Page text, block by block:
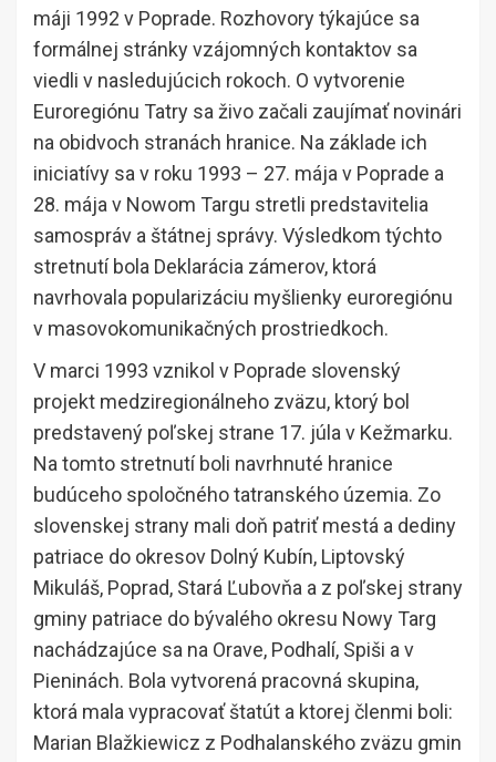
máji 1992 v Poprade. Rozhovory týkajúce sa
formálnej stránky vzájomných kontaktov sa
viedli v nasledujúcich rokoch. O vytvorenie
Euroregiónu Tatry sa živo začali zaujímať novinári
na obidvoch stranách hranice. Na základe ich
iniciatívy sa v roku 1993 – 27. mája v Poprade a
28. mája v Nowom Targu stretli predstavitelia
samospráv a štátnej správy. Výsledkom týchto
stretnutí bola Deklarácia zámerov, ktorá
navrhovala popularizáciu myšlienky euroregiónu
v masovokomunikačných prostriedkoch.
V marci 1993 vznikol v Poprade slovenský
projekt medziregionálneho zväzu, ktorý bol
predstavený poľskej strane 17. júla v Kežmarku.
Na tomto stretnutí boli navrhnuté hranice
budúceho spoločného tatranského územia. Zo
slovenskej strany mali doň patriť mestá a dediny
patriace do okresov Dolný Kubín, Liptovský
Mikuláš, Poprad, Stará Ľubovňa a z poľskej strany
gminy patriace do bývalého okresu Nowy Targ
nachádzajúce sa na Orave, Podhalí, Spiši a v
Pieninách. Bola vytvorená pracovná skupina,
ktorá mala vypracovať štatút a ktorej členmi boli:
Marian Blažkiewicz z Podhalanského zväzu gmin